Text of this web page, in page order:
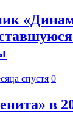
спустя 0
в